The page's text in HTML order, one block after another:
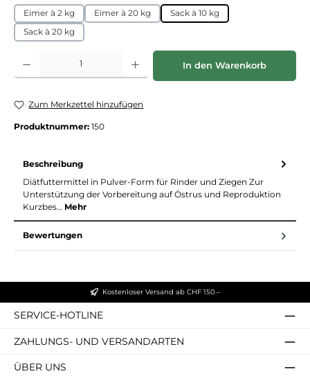
Eimer à 2 kg Eimer à 20 kg
Sack à 10 kg
Sack à 20 kg
Produkt Anzahl: Gib den gewünschten Wert ein oder benutze die
In den Warenkorb
Zum Merkzettel hinzufügen
Produktnummer: 150
Beschreibung
Diätfuttermittel in Pulver-Form für Rinder und Ziegen Zur
Unterstützung der Vorbereitung auf Östrus und Reproduktion
Kurzbes… Mehr
Bewertungen
Kostenloser Versand ab CHF 150.–
SERVICE-HOTLINE
ZAHLUNGS- UND VERSANDARTEN
ÜBER UNS